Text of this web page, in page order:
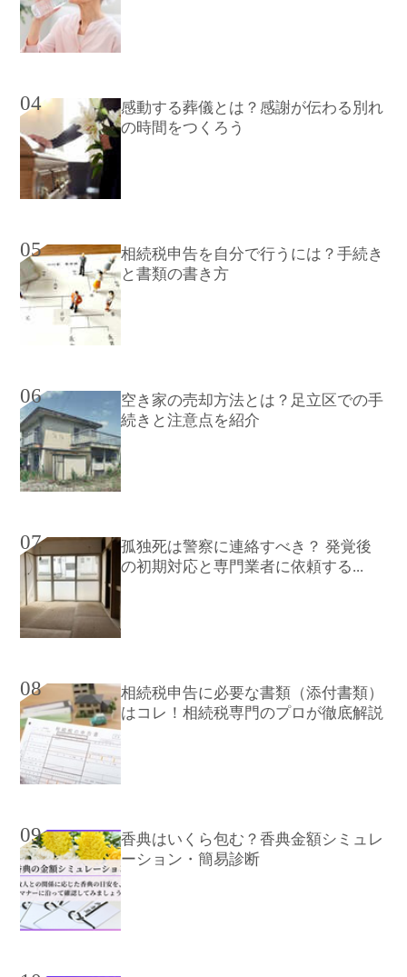
04
感動する葬儀とは？感謝が伝わる別れ
の時間をつくろう
05
相続税申告を自分で行うには？手続き
と書類の書き方
06
空き家の売却方法とは？足立区での手
続きと注意点を紹介
07
孤独死は警察に連絡すべき？ 発覚後
の初期対応と専門業者に依頼する...
08
相続税申告に必要な書類（添付書類）
はコレ！相続税専門のプロが徹底解説
09
香典はいくら包む？香典金額シミュレ
ーション・簡易診断